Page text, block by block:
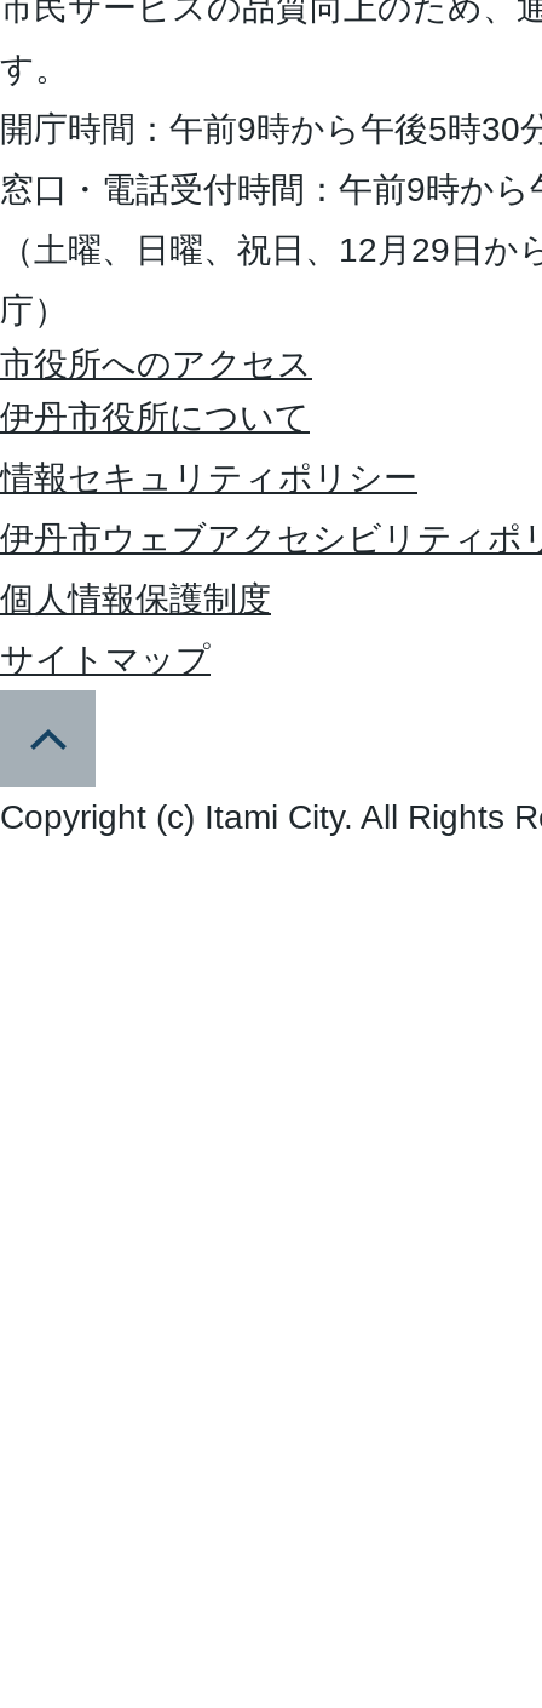
市民サービスの品質向上のため、
す。
開庁時間：午前9時から午後5時30
窓口・電話受付時間：午前9時か
（土曜、日曜、祝日、12月29日
庁）
市役所へのアクセス
伊丹市役所について
情報セキュリティポリシー
伊丹市ウェブアクセシビリティポ
個人情報保護制度
サイトマップ
Copyright (c) Itami City. All Rights